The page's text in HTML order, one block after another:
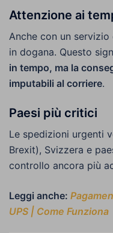
Attenzione ai
Anche con un
in dogana. Questo
in tempo, ma la
imputabili al corriere.
Paesi più critici
Le spedizioni urgenti
Brexit), Svizzera e
controllo ancora più
Leggi anche:
UPS | Come Funziona